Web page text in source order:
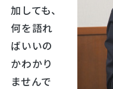
加しても、
何を語れ
ばいいの
かわかり
ませんで